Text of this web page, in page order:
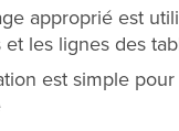
approprié est
et les lignes des
est simple